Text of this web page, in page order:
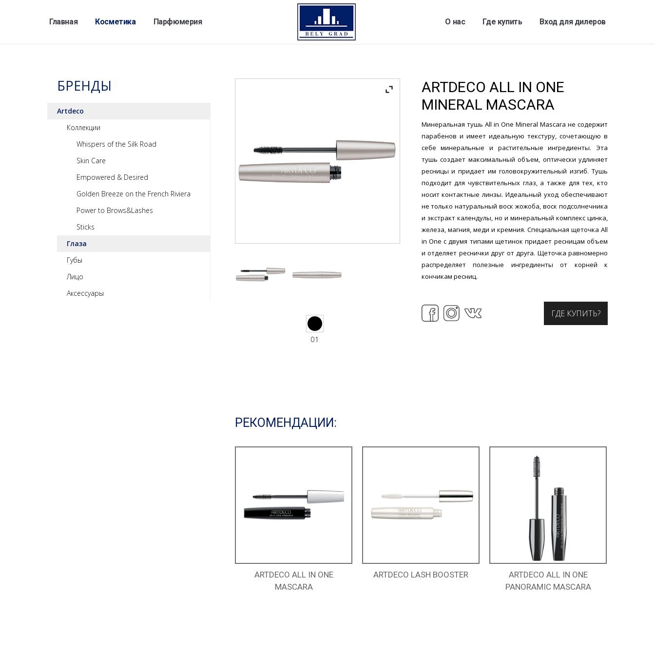
Главная Косметика Парфюмерия О нас Где купить Вход для дилеров
01
ARTDECO ALL IN ONE
MINERAL MASCARA
Минеральная тушь All in One Mineral Mascara не содержит
парабенов и имеет идеальную текстуру, сочетающую в
себе минеральные и растительные ингредиенты. Эта
тушь создает максимальный объем, оптически удлиняет
ресницы и придает им головокружительный изгиб. Тушь
подходит для чувствительных глаз, а также для тех, кто
носит контактные линзы. Идеальный уход обеспечивают
не только натуральный воск жожоба, воск подсолнечника
и экстракт календулы, но и минеральный комплекс цинка,
железа, магния, меди и кремния. Специальная щеточка All
in One с двумя типами щетинок придает ресницам объем
и отделяет реснички друг от друга. Щеточка равномерно
распределяет полезные ингредиенты от корней к
кончикам ресниц.
ГДЕ КУПИТЬ?
РЕКОМЕНДАЦИИ:
ARTDECO ALL IN ONE
MASCARA
ARTDECO LASH BOOSTER
ARTDECO ALL IN ONE
PANORAMIC MASCARA
БРЕНДЫ
Artdeco
Коллекции
Whispers of the Silk Road
Skin Care
Empowered & Desired
Golden Breeze on the French Riviera
Power to Brows&Lashes
Sticks
Глаза
Губы
Лицо
Аксессуары